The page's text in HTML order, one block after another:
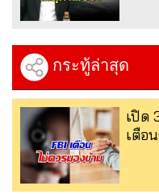
กระทู้ล่าสุด
เปิด
เตือ